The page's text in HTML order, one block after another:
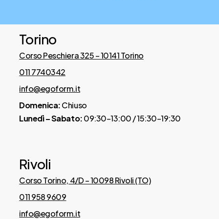
Torino
Corso Peschiera 325 – 10141 Torino
011 7740342
info@egoform.it
Domenica:Chiuso
Lunedì – Sabato:09:30–13:00 / 15:30–19:30
Rivoli
Corso Torino, 4/D – 10098 Rivoli (TO)
011 958 9609
info@egoform.it